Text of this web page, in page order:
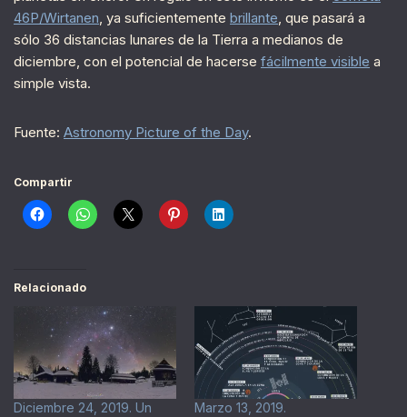
46P/Wirtanen, ya suficientemente brillante, que pasará a
sólo 36 distancias lunares de la Tierra a medianos de
diciembre, con el potencial de hacerse fácilmente visible a
simple vista.
Fuente: Astronomy Picture of the Day.
Compartir
Relacionado
Diciembre 24, 2019. Un
Marzo 13, 2019.